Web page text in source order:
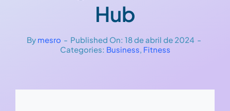
Hub
By mesro - Published On: 18 de abril de 2024 -
Categories: Business, Fitness